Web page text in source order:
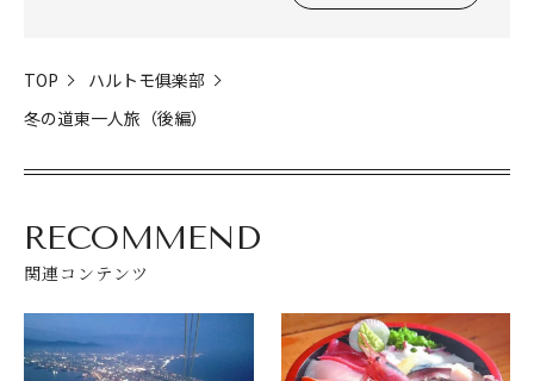
TOP
ハルトモ俱楽部
冬の道東一人旅（後編）
RECOMMEND
関連コンテンツ
閉じる